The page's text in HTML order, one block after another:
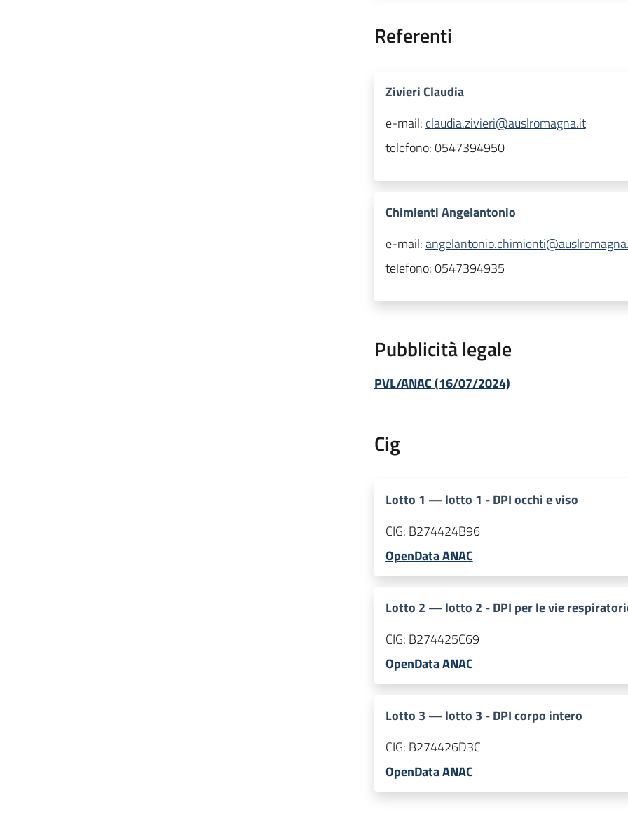
Referenti
Zivieri Claudia
e-mail: claudia.zivieri@auslromagna.it
telefono:0547394950
Chimienti Angelantonio
e-mail:
telefono:0547394935
Pubblicità legale
PVL/ANAC (16/07/2024)
Cig
Lotto 1 — lotto 1 - DPI occhi e viso
CIG: B274424B96
OpenData ANAC
Lotto 2 — lotto 2 - DPI per le vie
CIG: B274425C69
OpenData ANAC
Lotto 3 — lotto 3 - DPI corpo intero
CIG: B274426D3C
OpenData ANAC